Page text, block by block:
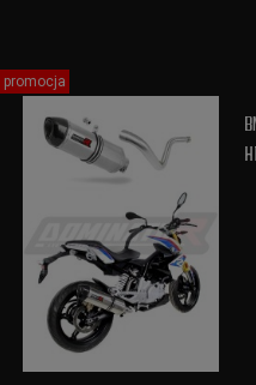
promocja